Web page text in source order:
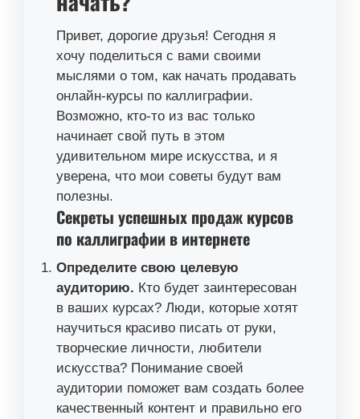
Привет, дорогие друзья! Сегодня я
хочу поделиться с вами своими
мыслями о том, как начать продавать
онлайн-курсы по каллиграфии.
Возможно, кто-то из вас только
начинает свой путь в этом
удивительном мире искусства, и я
уверена, что мои советы будут вам
полезны.
Секреты успешных продаж курсов
по каллиграфии в интернете
Определите свою целевую
аудиторию. Кто будет заинтересован
в ваших курсах? Люди, которые хотят
научиться красиво писать от руки,
творческие личности, любители
искусства? Понимание своей
аудитории поможет вам создать более
качественный контент и правильно его